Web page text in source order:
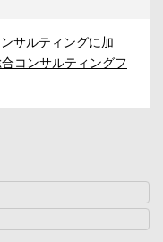
サルティングに加
コンサルティングフ